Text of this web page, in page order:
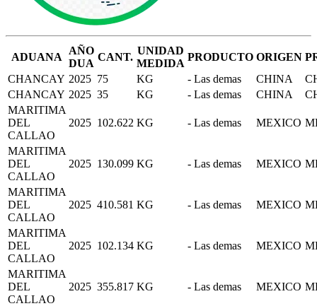
ADUANA
AÑO
DUA
CANT.
UNIDAD
MEDIDA
PRODUCTO ORIGEN
CHANCAY 2025 75 KG - Las demas CHINA
CHANCAY 2025 35 KG - Las demas CHINA
MARITIMA
DEL
CALLAO
2025 102.622 KG - Las demas MEXICO
MARITIMA
DEL
CALLAO
2025 130.099 KG - Las demas MEXICO
MARITIMA
DEL
CALLAO
2025 410.581 KG - Las demas MEXICO
MARITIMA
DEL
CALLAO
2025 102.134 KG - Las demas MEXICO
MARITIMA
DEL
CALLAO
2025 355.817 KG - Las demas MEXICO